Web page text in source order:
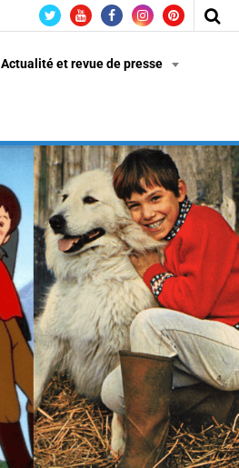
Actualité et revue de presse